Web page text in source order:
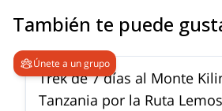
También te puede
Únete a un grupo
Trek de 7 días al Monte
Tanzania por la Ruta